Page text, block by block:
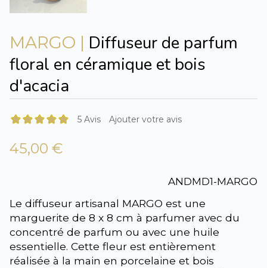
MARGO | Diffuseur de parfum
floral en céramique et bois
d'acacia
5 Avis Ajouter votre avis
45,00 €
ANDMD1-MARGO
Le diffuseur artisanal MARGO est une
marguerite de 8 x 8 cm à parfumer avec du
concentré de parfum ou avec une huile
essentielle. Cette fleur est entièrement
réalisée à la main en porcelaine et bois